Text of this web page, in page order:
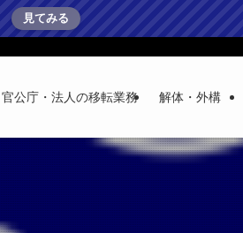
見てみる
官公庁・法人の移転業務 解体・外構